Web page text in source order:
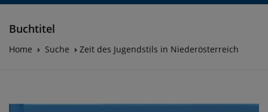
Buchtitel
Home Suche Zeit des Jugendstils in Niederösterreich